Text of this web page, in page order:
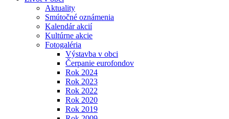
Aktuality
Smútočné oznámenia
Kalendár akcií
Kultúrne akcie
Fotogaléria
Výstavba v obci
Čerpanie eurofondov
Rok 2024
Rok 2023
Rok 2022
Rok 2020
Rok 2019